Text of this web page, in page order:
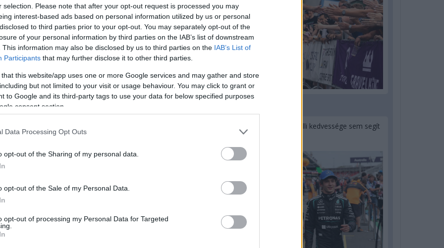
selection. Please note that after your opt-out request is processed you may
interest-based ads based on personal information utilized by us or personal
to third parties prior to your opt-out. You may separately opt-out of the
of your personal information by third parties on the IAB’s list of downstream
This information may also be disclosed by us to third parties on the IAB’s List of
Participants that may further disclose it to other third parties.
that this website/app uses one or more Google services and may gather and store
but not limited to your visit or usage behaviour. You may click to grant or
to Google and its third-party tags to use your data for below specified purposes
consent section.
Data Processing Opt Outs
opt-out of the Sharing of my personal data.
opt-out of the Sale of my Personal Data.
opt-out of processing my Personal Data for Targeted
az eredményhirdetést, mivel úgy tűnik, hogy minden
amatőr kategóriát a mezőny egyetlen olyan nevezője nyeri,
nevezett be: Ben Keating privát Fordja, a
Fraga. Második és WEC-bajnok a Team Project 1
és Egidio Perfettivel, míg harmadikként az újabb erős
a JMW Ferrari zár Jeff Segallal, Wei Luval és Rodrigo
2,2 Nakajimának, de ez édeskevés. Illetve legföljebb arra
a győzelem kapujában a Keating Ford.
úgy tűnik, tényleg feladta a reménytelen
hogy ne erőltesse. Egy kört azért várjunk, hogy
Montoya szerint Antonelli kedvessége sem segít
Russellen